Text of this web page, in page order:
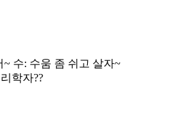
수: 수움 좀 쉬고 살자~
학자??